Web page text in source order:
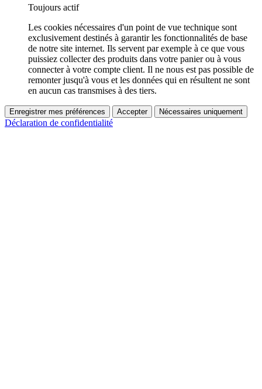
Toujours actif
Les cookies nécessaires d'un point de vue technique sont
exclusivement destinés à garantir les fonctionnalités de base
de notre site internet. Ils servent par exemple à ce que vous
puissiez collecter des produits dans votre panier ou à vous
connecter à votre compte client. Il ne nous est pas possible de
remonter jusqu'à vous et les données qui en résultent ne sont
en aucun cas transmises à des tiers.
Enregistrer mes préférences Accepter Nécessaires uniquement
Déclaration de confidentialité